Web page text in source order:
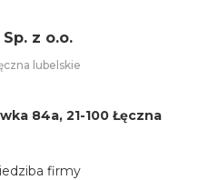
z o.o.
lubelskie
84a, 21-100 Łęczna
firmy